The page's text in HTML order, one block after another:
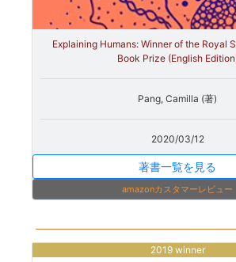
Explaining Humans: Winner of the Royal
Book Prize (English
Pang, Camilla (著)
2020/03/12
著書一覧を見る
amazonカスタマーレビュー
2019 winner